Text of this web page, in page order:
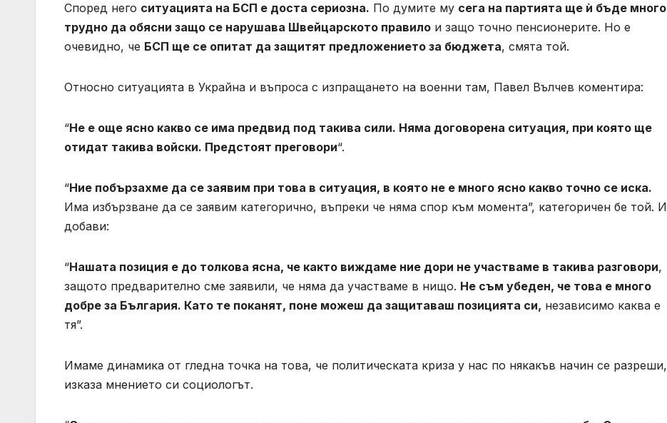
Според него ситуацията на БСП е доста сериозна. По думите му сега на партията ще ѝ бъде много
трудно да обясни защо се нарушава Швейцарското правило и защо точно пенсионерите. Но е
очевидно, че БСП ще се опитат да защитят предложението за бюджета, смята той.
Относно ситуацията в Украйна и въпроса с изпращането на военни там, Павел Вълчев коментира:
“Не е още ясно какво се има предвид под такива сили. Няма договорена ситуация, при която ще
отидат такива войски. Предстоят преговори“.
“Ние побързахме да се заявим при това в ситуация, в която не е много ясно какво точно се иска.
Има избързване да се заявим категорично, въпреки че няма спор към момента”, категоричен бе той. И
добави:
“Нашата позиция е до толкова ясна, че както виждаме ние дори не участваме в такива разговори,
защото предварително сме заявили, че няма да участваме в нищо. Не съм убеден, че това е много
добре за България. Като те поканят, поне можеш да защитаваш позицията си, независимо каква е
тя”.
Имаме динамика от гледна точка на това, че политическата криза у нас по някакъв начин се разреши,
изказа мнението си социологът.